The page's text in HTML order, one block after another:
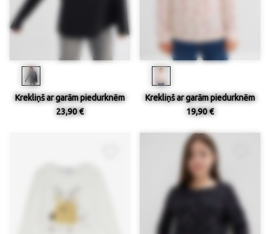
Krekliņš ar garām piedurknēm
23,90 €
Krekliņš ar garām piedurknēm
19,90 €